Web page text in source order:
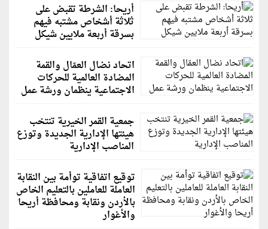
أريحا: الشرطة تقبض على
ثلاثة أشخاص مشتبه فيهم
بسرقة أربعة ملايين شيكل
اتحاد نضال العمّال والقمة
المضادة العالمية للحركات
الاجتماعية ينظمان ورشة عمل
جمعية القمر الخيرية تنتخب
هيئتها الإدارية الجديدة وتوزع
المناصب الإدارية
توقيع اتفاقية توأمة بين النقابة
العاملة للعاملين بالتعليم الخاص
بالأردن ونقابة ومحافظة أريحا
والأغوار